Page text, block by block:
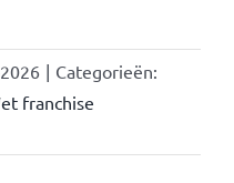
| Categorieën:
franchise